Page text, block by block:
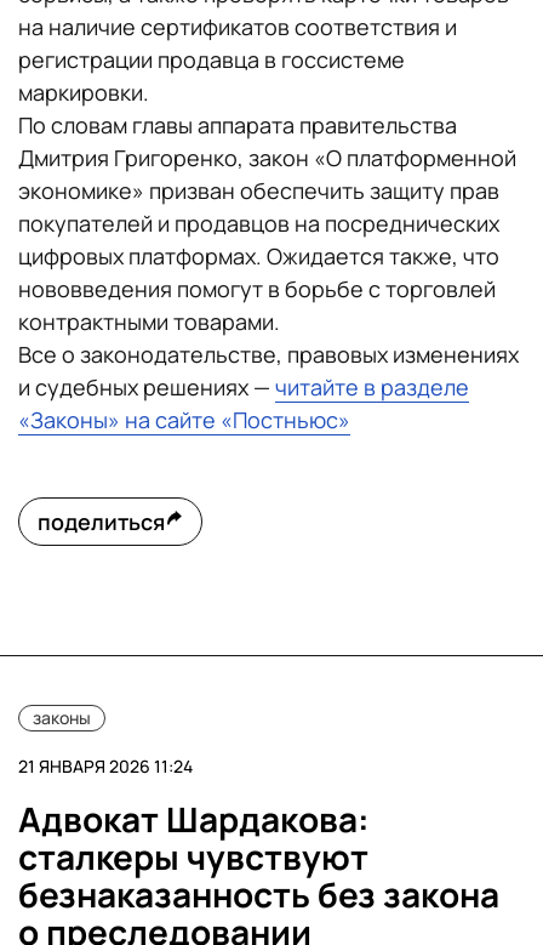
на наличие сертификатов соответствия и
регистрации продавца в госсистеме
маркировки.
По словам главы аппарата правительства
Дмитрия Григоренко, закон «О платформенной
экономике» призван обеспечить защиту прав
покупателей и продавцов на посреднических
цифровых платформах. Ожидается также, что
нововведения помогут в борьбе с торговлей
контрактными товарами.
Все о законодательстве, правовых изменениях
и судебных решениях — читайте в разделе
«Законы» на сайте «Постньюс»
поделиться
законы
21 ЯНВАРЯ 2026 11:24
Адвокат Шардакова:
сталкеры чувствуют
безнаказанность без закона
о преследовании